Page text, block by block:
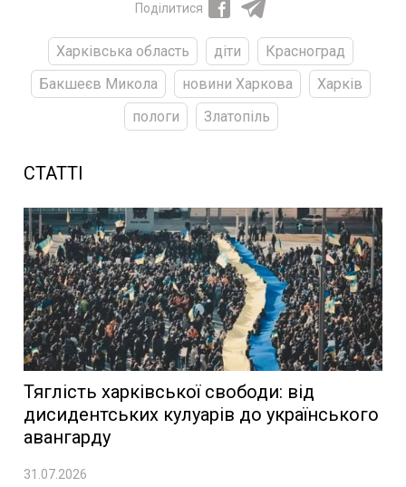
Поділитися
Харківська область діти
Красноград
Бакшеєв Микола
новини Харкова
Харків
пологи
Златопіль
СТАТТІ
Тяглість харківської свободи: від
дисидентських кулуарів до українського
авангарду
31.07.2026